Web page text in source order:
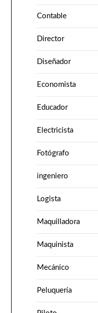
Contable
Director
Diseñador
Economista
Educador
Electricista
Fotógrafo
ingeniero
Logista
Maquilladora
Maquinista
Mecánico
Peluquería